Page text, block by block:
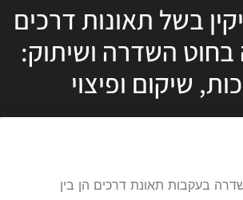
בשל תאונות דרכים
בחוט השדרה ושיתוק:
שיקום ופיצוי
בעקבות תאונת דרכים הן בין